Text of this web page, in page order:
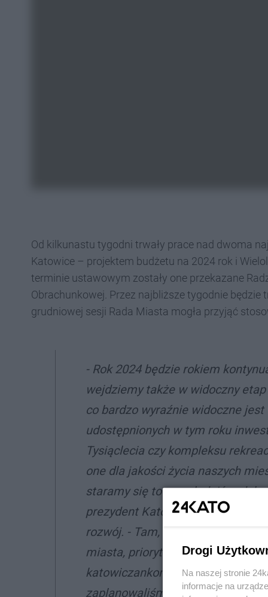
Od kilkunastu tygodni trwały prace nad dwoma
Katowice – projektem budżetu na 2024 rok i
terminie ustawowym zostały one przekazane
Obrachunkowej. Przez najbliższe tygodnie
grudniowej sesji Rada Miasta mogła przyjąć
- Rok 2024 będzie rokiem
wejdziemy także w widoczny
co bardzo wyraźnie widoczne
udostępnionych w tym roku
Tysiąclecia czy kompleksu
one dla jakości życia naszych
staramy się to uwzględnić w
prezydent Katowic i przypomina,
rozwój. - Tam, gdzie jest to
miasta, priorytetem jest
katowiczankom i katowiczanom.
zaplanowaliśmy ponad miliard
Drogi
Na naszej stronie
informacje na